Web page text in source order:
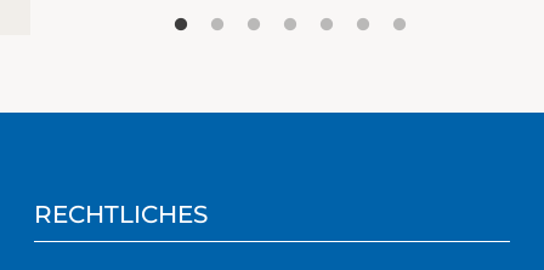
RECHTLICHES